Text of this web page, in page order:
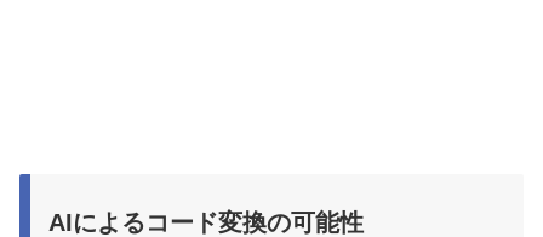
AIによるコード変換の可能性